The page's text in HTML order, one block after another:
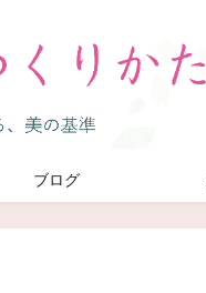
ブログ